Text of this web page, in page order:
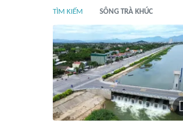
TÌM KIẾM SÔNG TRÀ KHÚC